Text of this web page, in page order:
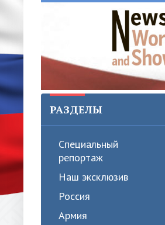
РАЗДЕЛЫ
Специальный
репортаж
Наш эксклюзив
Россия
Армия